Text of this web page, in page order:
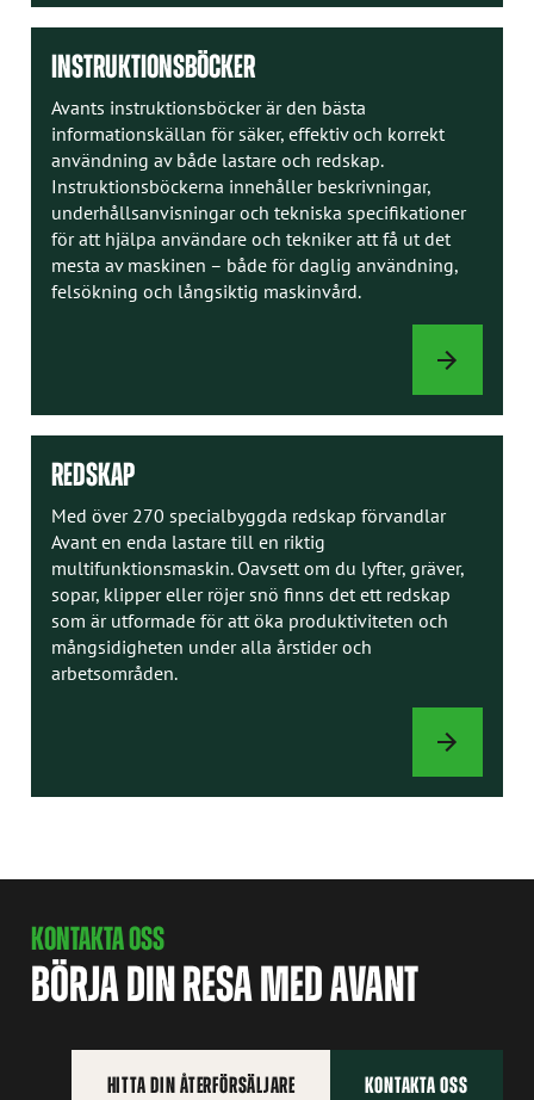
INSTRUKTIONSBÖCKER
Avants instruktionsböcker är den bästa
informationskällan för säker, effektiv och korrekt
användning av både lastare och redskap.
Instruktionsböckerna innehåller beskrivningar,
underhållsanvisningar och tekniska specifikationer
för att hjälpa användare och tekniker att få ut det
mesta av maskinen – både för daglig användning,
felsökning och långsiktig maskinvård.
REDSKAP
Med över 270 specialbyggda redskap förvandlar
Avant en enda lastare till en riktig
multifunktionsmaskin. Oavsett om du lyfter, gräver,
sopar, klipper eller röjer snö finns det ett redskap
som är utformade för att öka produktiviteten och
mångsidigheten under alla årstider och
arbetsområden.
REDSKAP
KONTAKTA OSS
BÖRJA DIN RESA MED AVANT
HITTA DIN ÅTERFÖRSÄLJARE KONTAKTA OSS